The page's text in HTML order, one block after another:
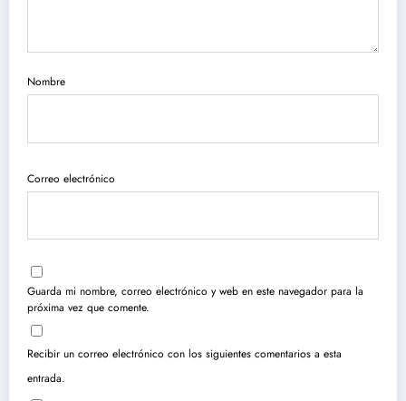
Nombre
Correo electrónico
Guarda mi nombre, correo electrónico y web en este navegador para la
próxima vez que comente.
Recibir un correo electrónico con los siguientes comentarios a esta
entrada.